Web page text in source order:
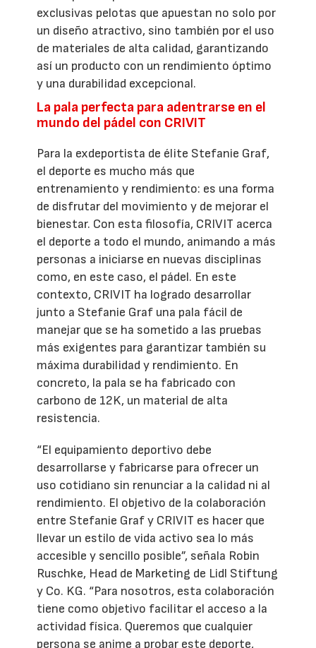
exclusivas pelotas que apuestan no solo por
un diseño atractivo, sino también por el uso
de materiales de alta calidad, garantizando
así un producto con un rendimiento óptimo
y una durabilidad excepcional.
La pala perfecta para adentrarse en el
mundo del pádel con CRIVIT
Para la exdeportista de élite Stefanie Graf,
el deporte es mucho más que
entrenamiento y rendimiento: es una forma
de disfrutar del movimiento y de mejorar el
bienestar. Con esta filosofía, CRIVIT acerca
el deporte a todo el mundo, animando a más
personas a iniciarse en nuevas disciplinas
como, en este caso, el pádel. En este
contexto, CRIVIT ha logrado desarrollar
junto a Stefanie Graf una pala fácil de
manejar que se ha sometido a las pruebas
más exigentes para garantizar también su
máxima durabilidad y rendimiento. En
concreto, la pala se ha fabricado con
carbono de 12K, un material de alta
resistencia.
“El equipamiento deportivo debe
desarrollarse y fabricarse para ofrecer un
uso cotidiano sin renunciar a la calidad ni al
rendimiento. El objetivo de la colaboración
entre Stefanie Graf y CRIVIT es hacer que
llevar un estilo de vida activo sea lo más
accesible y sencillo posible”, señala Robin
Ruschke, Head de Marketing de Lidl Stiftung
y Co. KG. “Para nosotros, esta colaboración
tiene como objetivo facilitar el acceso a la
actividad física. Queremos que cualquier
persona se anime a probar este deporte,